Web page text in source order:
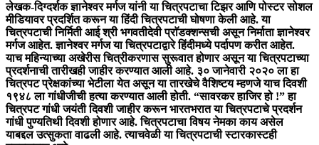
लेखक-दिग्दर्शक ज्ञानेश्वर मर्गज यांनी या चित्रपटाचा टिझर आणि पोस्टर सोशल
मीडियावर प्रदर्शित करून या हिंदी चित्रपटाची घोषणा केली आहे. या
चित्रपटाची निर्मिती आई श्री भगवतीदेवी प्राॅडक्शन्सची असून निर्माता ज्ञानेश्वर
मर्गज आहेत. ज्ञानेश्वर मर्गज या चित्रपटाद्वारे हिंदीमध्ये पर्दापण करीत आहेत.
याच महिन्याच्या अखेरीस चित्रीकरणास सुरूवात होणार असून या चित्रपटाच्या
प्रदर्शनाची तारीखही जाहीर करण्यात आली आहे. ३० जानेवारी २०२० ला हा
चित्रपट प्रेक्षकांच्या भेटीला येत असून या तारखेचे वैशिष्टय म्हणजे याच दिवशी
१९४८ ला गांधीजीची हत्या करण्यात आली होती. “सावरकर हाजिर हो !” हा
चित्रपट गांधी जयंती दिवशी जाहीर करून भारतभरात या चित्रपटाचे प्रदर्शन
गांधी पुण्यतिथी दिवशी होणार आहे. चित्रपटाचा विषय नेमका काय असेल
याबद्दल उत्सुकता वाढली आहे. त्याचवेळी या चित्रपटाची स्टारकास्टही